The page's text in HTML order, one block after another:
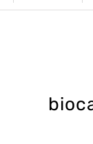
BRUCIATORI